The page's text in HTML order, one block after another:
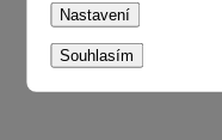
Nastavení
Souhlasím